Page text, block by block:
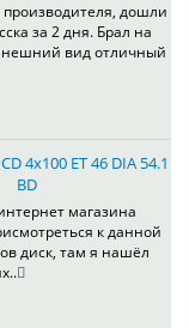
производителя, дошли
за 2 дня. Брал на
вид отличный
4x100 ET 46 DIA 54.1
BD
магазина
к данной
диск, там я нашёл